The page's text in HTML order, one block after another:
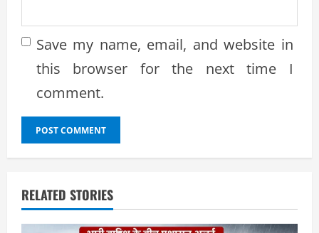
Save my name, email, and website in
this browser for the next time I
comment.
RELATED STORIES